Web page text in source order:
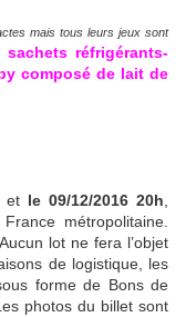
mais tous leurs jeux sont
sachets réfrigérants-
composé de lait de
et le 09/12/2016 20h
métropolitaine.
lot ne fera l’objet
de logistique, les
forme de Bons de
photos du billet sont